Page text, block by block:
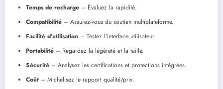
Temps de recharge – Évaluez la rapidité.
Compatibilité – Assurez-vous du soutien multiplateforme.
Facilité d’utilisation – Testez l’interface utilisateur.
Portabilité – Regardez la légèreté et la taille.
Sécurité – Analysez les certifications et protections intégrées.
Coût – Michelisez le rapport qualité/prix.